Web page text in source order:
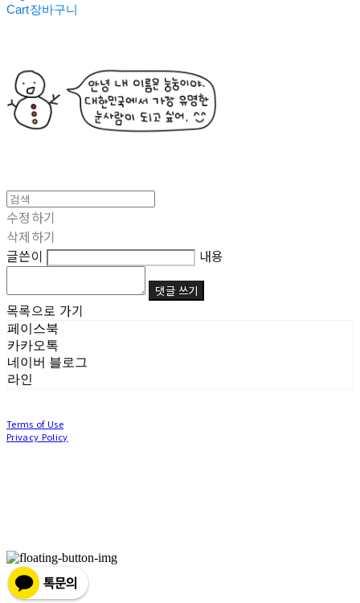
Cart장바구니
수정하기
삭제하기
글쓴이
내용
댓글 쓰기
목록으로 가기
페이스북
카카오톡
네이버 블로그
라인
Terms of Use
Privacy Policy